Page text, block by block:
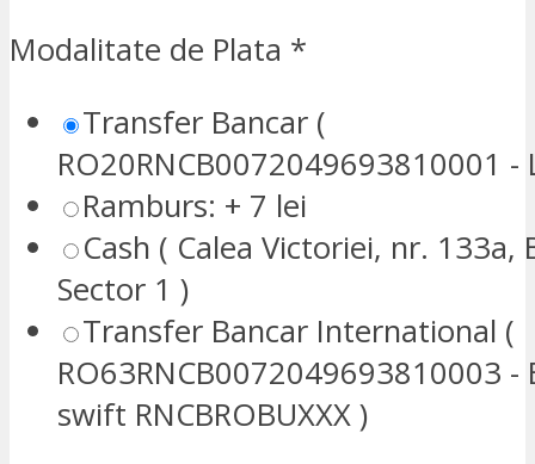
Modalitate de Plata *
Transfer Bancar (
RO20RNCB0072049693810001 -
Ramburs: + 7 lei
Cash ( Calea Victoriei, nr. 133a,
Sector 1 )
Transfer Bancar International (
RO63RNCB0072049693810003 -
swift RNCBROBUXXX )